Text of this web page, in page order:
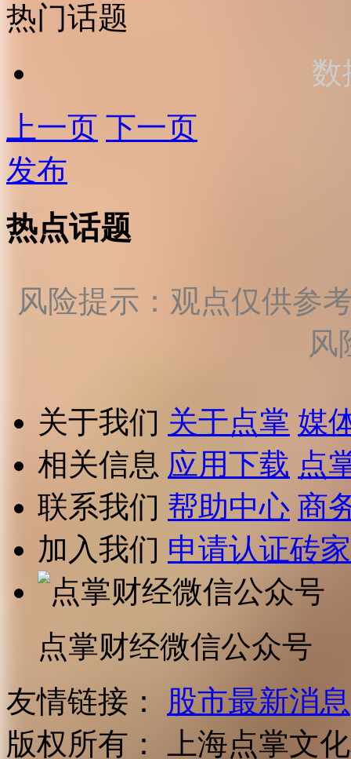
热门话题
数
上一页 下一页
发布
热点话题
风险提示：观点仅供参
风
关于我们 关于点掌 媒
相关信息 应用下载 点
联系我们 帮助中心 商
加入我们 申请认证砖家
点掌财经微信公众号
友情链接：
股市最新消息
版权所有：
上海点掌文